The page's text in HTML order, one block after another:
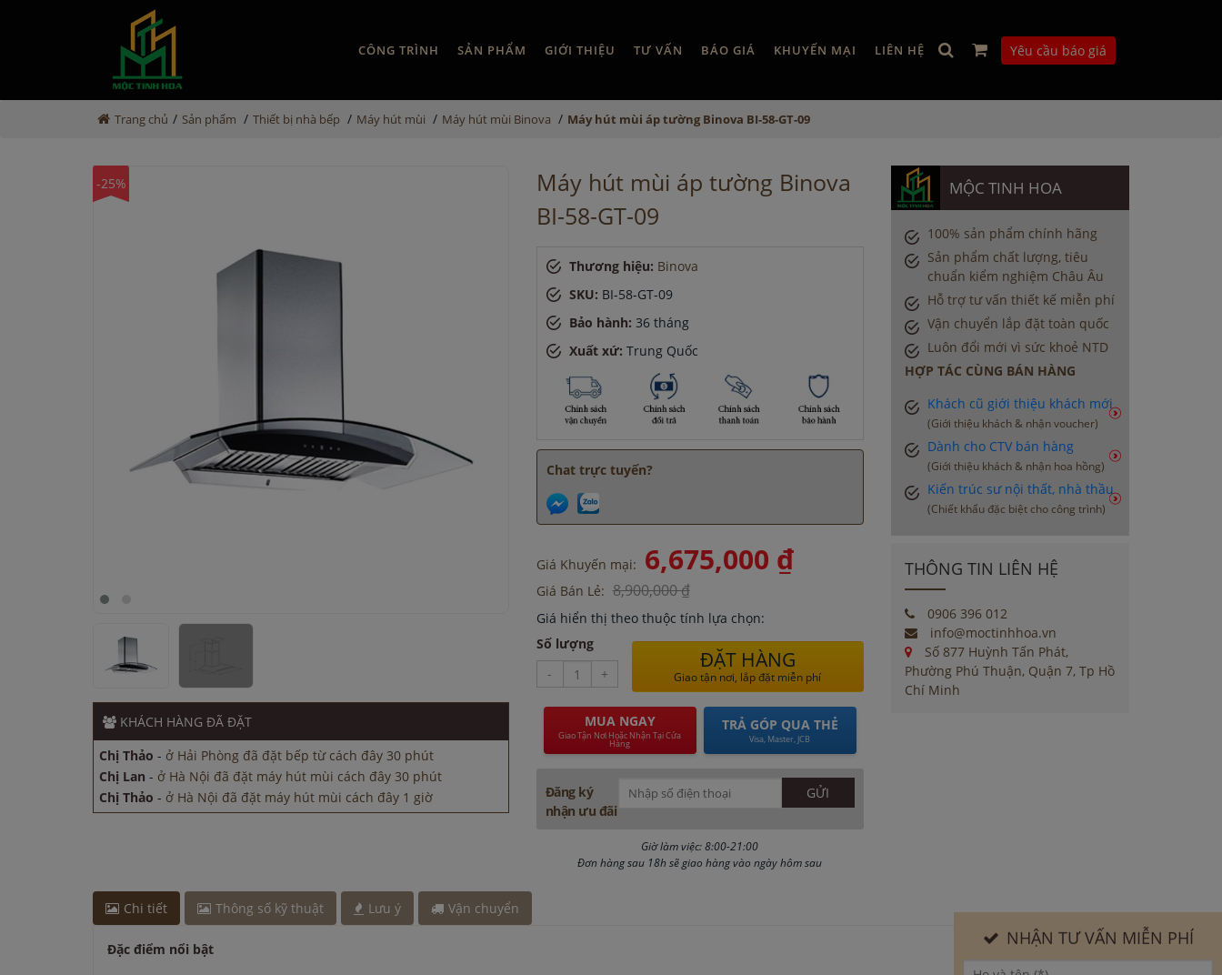
CÔNG TRÌNH SẢN PHẨM GIỚI THIỆU TƯ VẤN BÁO GIÁ KHUYẾN MẠI LIÊN HỆ Yêu cầu báo giá
Trang chủ / Sản phẩm / Thiết bị nhà bếp / Máy hút mùi / Máy hút mùi Binova / Máy hút mùi áp tường Binova BI-58-GT-09
-25%
KHÁCH HÀNG ĐÃ ĐẶT
Chị Lan
Chị Thảo
Anh Quang-ở Quảng Ninh đã đặt lò vi sóng cách đây 30 phút
Anh Minh -ở Bình Dương đã mua máy sấy bát cách đây 45 phút
Chị Thảo-ở Hải Phòng đã đặt bếp từ cách đây 30 phút
Chị Lan- ở Hà Nội đã đặt máy hút mùi cách đây 30 phút
Chị Thảo - ở Hà Nội đã đặt máy hút mùi cách đây 1 giờ
Anh Quang - ở Quảng Ninh đã đặt lò vi sóng cách đây 30 phút
Chị Thảo-ở Hà Nội đã đặt máy hút mùi cách đây 1 giờ
Anh Quang
ở Quảng Ninh đã đặt lò vi sóng cách đây 30 phút
Máy hút mùi áp tường Binova
BI-58-GT-09
Thương hiệu: Binova
SKU: BI-58-GT-09
Bảo hành: 36 tháng
Xuất xứ: Trung Quốc
Chat trực tuyến?
Giá Khuyến mại: 6,675,000 ₫
Giá Bán Lẻ: 8,900,000 ₫
Giá hiển thị theo thuộc tính lựa chọn:
Số lượng
-
+
ĐẶT HÀNG
Giao tận nơi, lắp đặt miễn phí
MUA NGAY
Giao Tận Nơi Hoặc Nhận Tại Cửa
Hàng
TRẢ GÓP QUA THẺ
Visa, Master, JCB
Đăng ký
nhận ưu đãi
Giờ làm việc: 8:00-21:00
Đơn hàng sau 18h sẽ giao hàng vào ngày hôm sau
MỘC TINH HOA
100% sản phẩm chính hãng
Sản phẩm chất lượng, tiêu
chuẩn kiểm nghiệm Châu Âu
Hỗ trợ tư vấn thiết kế miễn phí
Vận chuyển lắp đặt toàn quốc
Luôn đổi mới vì sức khoẻ NTD
HỢP TÁC CÙNG BÁN HÀNG
Khách cũ giới thiệu khách mới
(Giới thiệu khách & nhận voucher)
Dành cho CTV bán hàng
(Giới thiệu khách & nhận hoa hồng)
Kiến trúc sư nội thất, nhà thầu
(Chiết khấu đặc biệt cho công trình)
THÔNG TIN LIÊN HỆ
0906 396 012
info@moctinhhoa.vn
Số 877 Huỳnh Tấn Phát,
Phường Phú Thuận, Quận 7, Tp Hồ
Chí Minh
Chi tiết Thông số kỹ thuật Lưu ý Vận chuyển
Đặc điểm nổi bật
NHẬN TƯ VẤN MIỄN PHÍ